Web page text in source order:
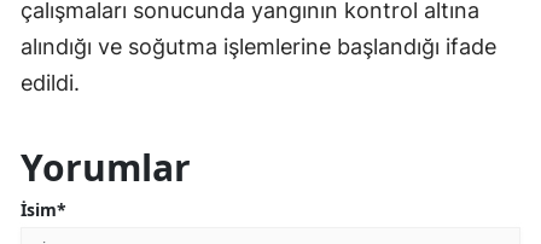
çalışmaları sonucunda yangının kontrol altına
alındığı ve soğutma işlemlerine başlandığı ifade
edildi.
Yorumlar
İsim*